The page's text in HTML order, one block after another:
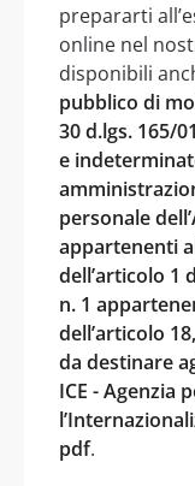
prepararti
online nel
disponibili
pubblico di
30 d.lgs. 165/
e
personale
appartenenti
dell’articolo 1
n. 1
dell’articolo
da destinare
ICE - Agenzia
pdf.